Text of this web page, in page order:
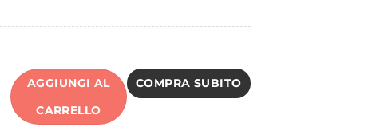
AGGIUNGI AL
CARRELLO
COMPRA SUBITO